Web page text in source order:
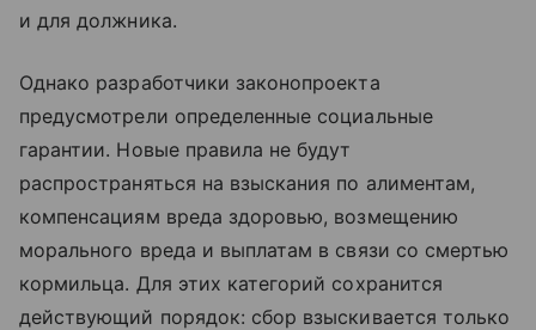
и для должника.
Однако разработчики законопроекта
предусмотрели определенные социальные
гарантии. Новые правила не будут
распространяться на взыскания по алиментам,
компенсациям вреда здоровью, возмещению
морального вреда и выплатам в связи со смертью
кормильца. Для этих категорий сохранится
действующий порядок: сбор взыскивается только